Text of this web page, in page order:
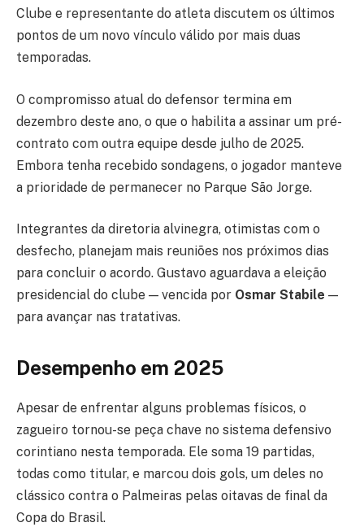
Clube e representante do atleta discutem os últimos
pontos de um novo vínculo válido por mais duas
temporadas.
O compromisso atual do defensor termina em
dezembro deste ano, o que o habilita a assinar um pré-
contrato com outra equipe desde julho de 2025.
Embora tenha recebido sondagens, o jogador manteve
a prioridade de permanecer no Parque São Jorge.
Integrantes da diretoria alvinegra, otimistas com o
desfecho, planejam mais reuniões nos próximos dias
para concluir o acordo. Gustavo aguardava a eleição
presidencial do clube — vencida por Osmar Stabile —
para avançar nas tratativas.
Desempenho em 2025
Apesar de enfrentar alguns problemas físicos, o
zagueiro tornou-se peça chave no sistema defensivo
corintiano nesta temporada. Ele soma 19 partidas,
todas como titular, e marcou dois gols, um deles no
clássico contra o Palmeiras pelas oitavas de final da
Copa do Brasil.